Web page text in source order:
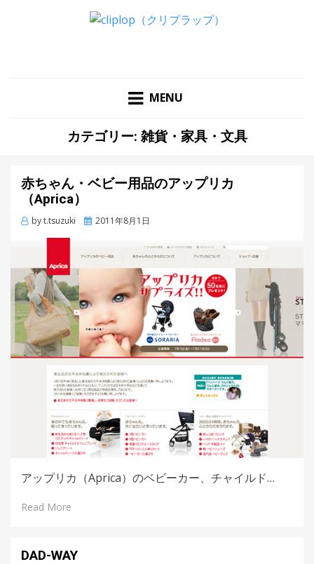
MENU
カテゴリー: 雑貨・家具・文具
赤ちゃん・ベビー用品のアップリカ
（Aprica）
byt.tsuzuki
Posted
2011年8月1日
アップリカ（Aprica）のベビーカー、チャイルド…
Read More
DAD-WAY